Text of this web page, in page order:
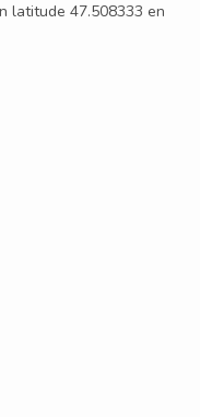
latitude 47.508333 en